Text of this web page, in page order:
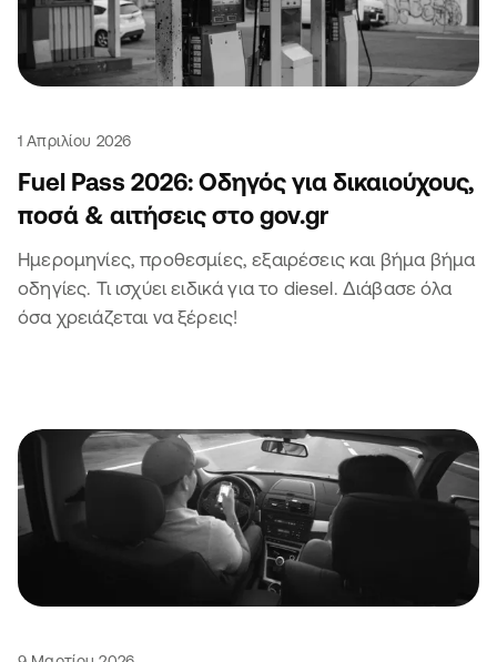
1 Απριλίου 2026
Fuel Pass 2026: Οδηγός για δικαιούχους,
ποσά & αιτήσεις στο gov.gr
Ημερομηνίες, προθεσμίες, εξαιρέσεις και βήμα βήμα
οδηγίες. Τι ισχύει ειδικά για το diesel. Διάβασε όλα
όσα χρειάζεται να ξέρεις!